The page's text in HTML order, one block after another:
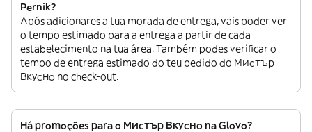
Pernik?
Após adicionares a tua morada de entrega, vais poder ver
o tempo estimado para a entrega a partir de cada
estabelecimento na tua área. Também podes verificar o
tempo de entrega estimado do teu pedido do Мистър
Вкусно no check-out.
Há promoções para o Мистър Вкусно na Glovo?